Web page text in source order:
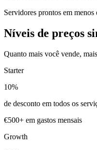
Servidores prontos em menos
Níveis de preços
Quanto mais você vende,
Starter
10%
de desconto em todos os
€500+ em gastos mensais
Growth